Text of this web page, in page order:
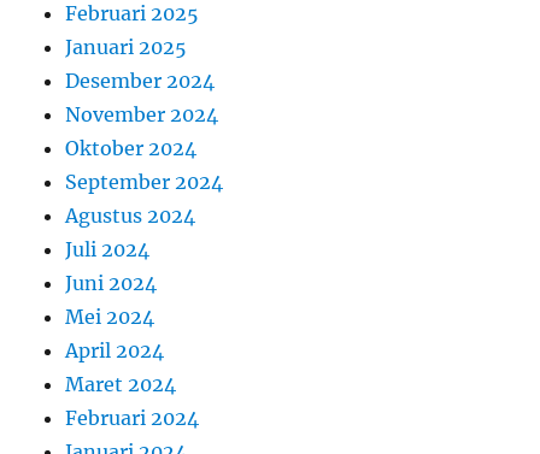
Februari 2025
Januari 2025
Desember 2024
November 2024
Oktober 2024
September 2024
Agustus 2024
Juli 2024
Juni 2024
Mei 2024
April 2024
Maret 2024
Februari 2024